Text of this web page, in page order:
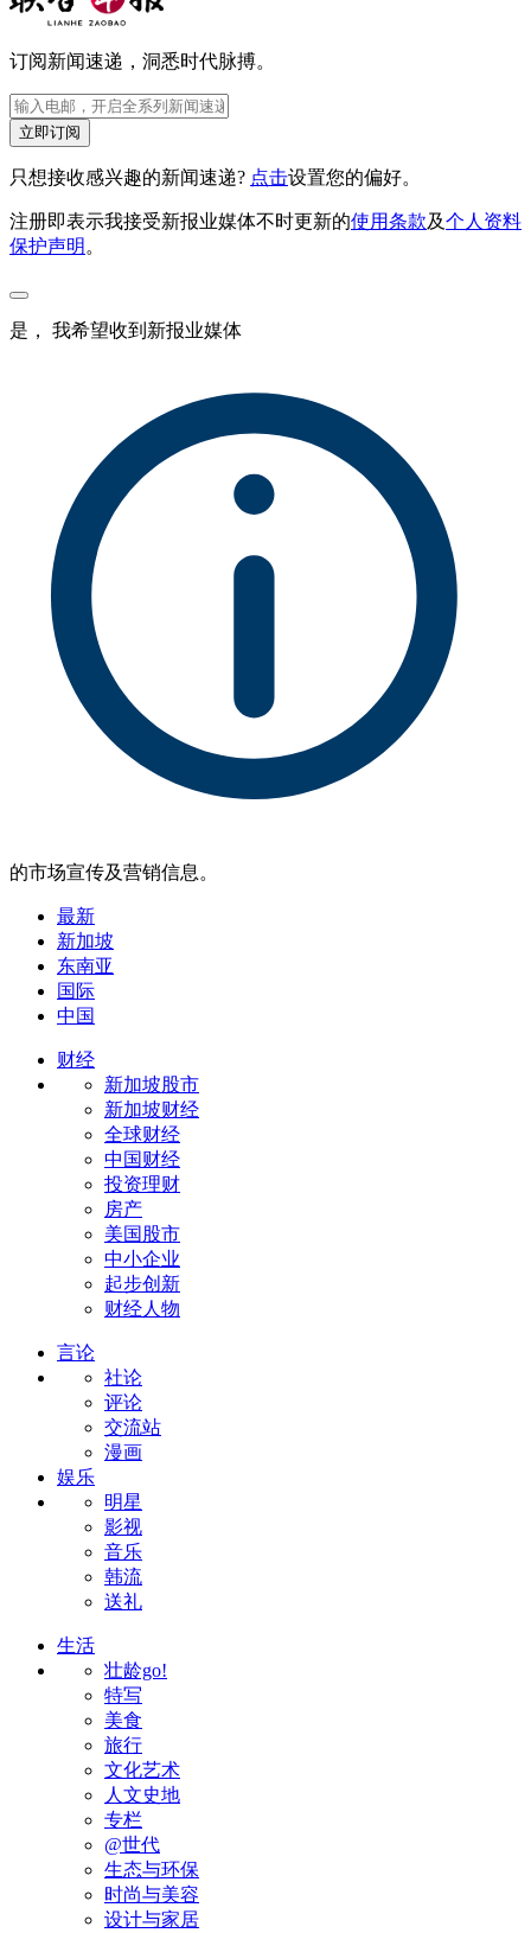
订阅新闻速递，洞悉时代脉搏。
立即订阅
只想接收感兴趣的新闻速递? 点击设置您的偏好。
注册即表示我接受新报业媒体不时更新的使用条款及个人资料
保护声明 。
是， 我希望收到新报业媒体
的市场宣传及营销信息。
最新
新加坡
东南亚
国际
中国
财经
新加坡股市
新加坡财经
全球财经
中国财经
投资理财
房产
美国股市
中小企业
起步创新
财经人物
言论
社论
评论
交流站
漫画
娱乐
明星
影视
音乐
韩流
送礼
生活
壮龄go!
特写
美食
旅行
文化艺术
人文史地
专栏
@世代
生态与环保
时尚与美容
设计与家居